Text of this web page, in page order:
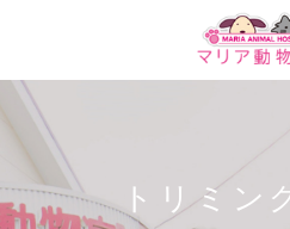
トリミン